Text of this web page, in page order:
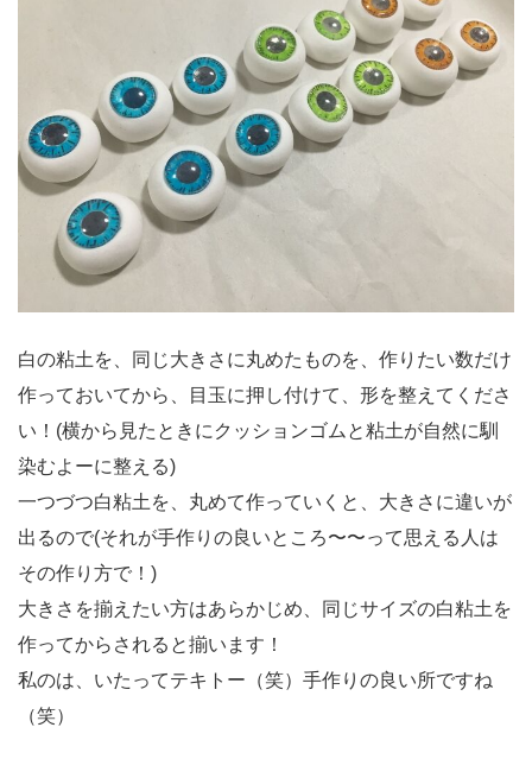
白の粘土を、同じ大きさに丸めたものを、作りたい数だけ
作っておいてから、目玉に押し付けて、形を整えてくださ
い！(横から見たときにクッションゴムと粘土が自然に馴
染むよーに整える)
一つづつ白粘土を、丸めて作っていくと、大きさに違いが
出るので(それが手作りの良いところ〜〜って思える人は
その作り方で！)
大きさを揃えたい方はあらかじめ、同じサイズの白粘土を
作ってからされると揃います！
私のは、いたってテキトー（笑）手作りの良い所ですね
（笑）